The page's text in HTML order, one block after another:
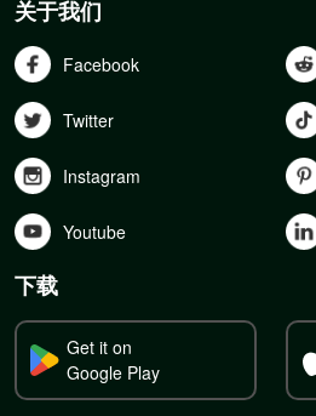
关于我们
Facebook
Twitter
Instagram
Youtube
下载
Get it on
Google Play